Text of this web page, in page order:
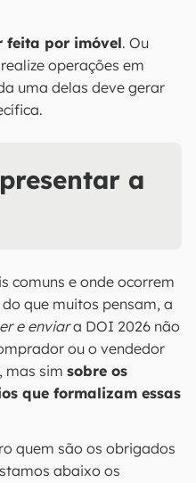
feita por imóvel. Ou
operações em
uma delas deve gerar
a
comuns e onde ocorrem
que muitos pensam, a
e enviara DOI 2026 não
ou o vendedor
mas sim sobre os
que formalizam essas
quem são os obrigados
abaixo os